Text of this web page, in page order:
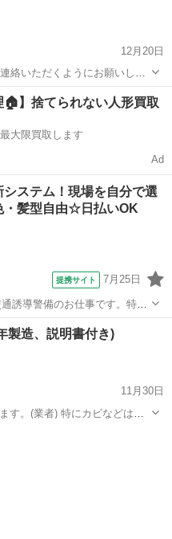
12月20日
絡いただくようにお願いしま
家電 トラブル
🏠】捨てられない人形買取
大限買取します
Ad
ステム！現場を自分で選
・髪型自由☆日払いOK
提携サイト 7月25日
誘導警備のお仕事です。特別
ことから無理なく、ゆっくり
や歩行者の誘導です。 ◎具
員
製造、説明書付き)
11月30日
す。(業者) 特にカビなどはな